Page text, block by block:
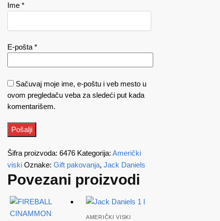
Ime *
E-pošta *
Sačuvaj moje ime, e-poštu i veb mesto u
ovom pregledaču veba za sledeći put kada
komentarišem.
Šifra proizvoda: 6476 Kategorija: Američki
viski Oznake: Gift pakovanja, Jack Daniels
Povezani proizvodi
AMERIČKI VISKI